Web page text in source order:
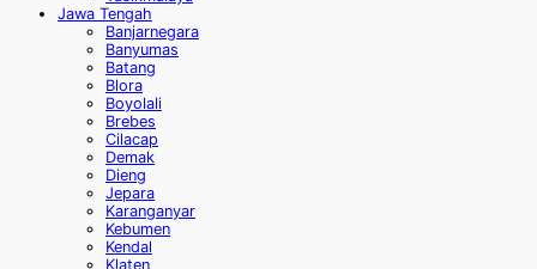
Jawa Tengah
Banjarnegara
Banyumas
Batang
Blora
Boyolali
Brebes
Cilacap
Demak
Dieng
Jepara
Karanganyar
Kebumen
Kendal
Klaten